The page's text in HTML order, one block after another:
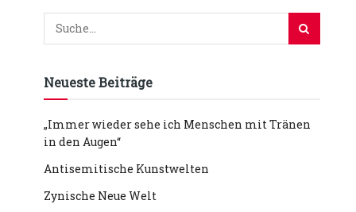
Neueste Beiträge
„Immer wieder sehe ich Menschen mit Tränen
in den Augen“
Antisemitische Kunstwelten
Zynische Neue Welt